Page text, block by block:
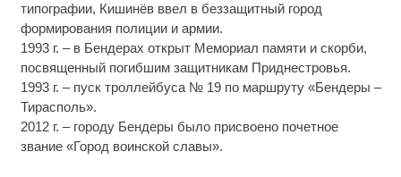
типографии, Кишинёв ввел в беззащитный город
формирования полиции и армии.
1993 г. – в Бендерах открыт Мемориал памяти и скорби,
посвященный погибшим защитникам Приднестровья.
1993 г. – пуск троллейбуса № 19 по маршруту «Бендеры –
Тирасполь».
2012 г. – городу Бендеры было присвоено почетное
звание «Город воинской славы».